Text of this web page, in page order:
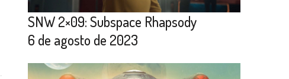
SNW 2×09: Subspace Rhapsody
6 de agosto de 2023